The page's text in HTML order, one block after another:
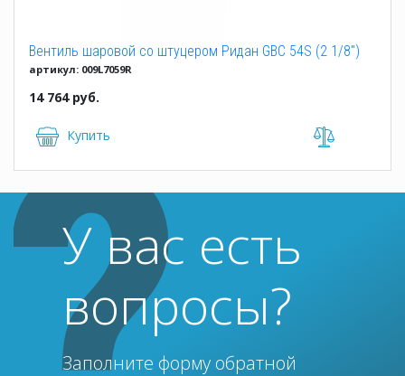
Вентиль шаровой со штуцером Ридан GBC 54S (2 1/8")
артикул: 009L7059R
14 764 руб.
Купить
У вас есть
вопросы?
Заполните форму обратной